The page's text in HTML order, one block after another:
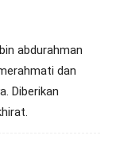
abdurahman
dan
Diberikan